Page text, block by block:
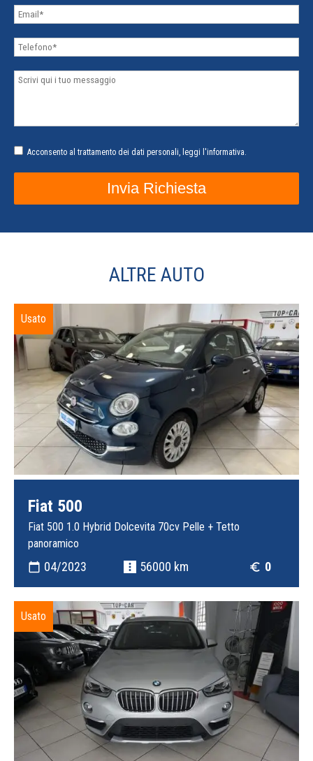
Acconsento al trattamento dei dati personali, leggi l'informativa.
ALTRE AUTO
Usato
Fiat 500
Fiat 500 1.0 Hybrid Dolcevita 70cv Pelle + Tetto
panoramico
calendar_today 04/2023 more_vert 56000 km euro_symbol 0
Usato